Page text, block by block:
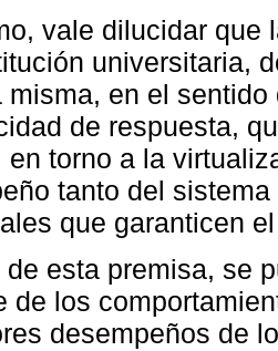
vale dilucidar que
universitaria,
misma, en el
de respuesta,
en torno a la
tanto del
que garanticen
de esta premisa, se
de los
desempeños de